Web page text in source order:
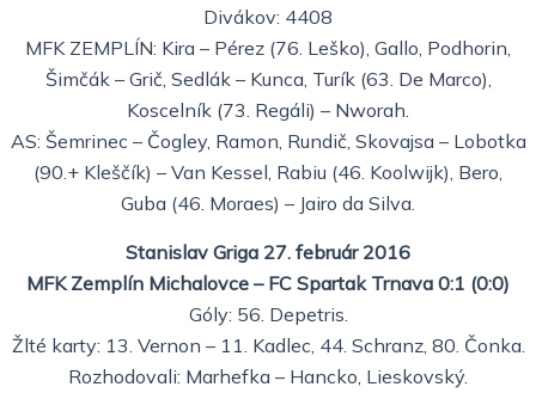
Divákov: 4408
MFK ZEMPLÍN: Kira – Pérez (76. Leško), Gallo, Podhorin,
Šimčák – Grič, Sedlák – Kunca, Turík (63. De Marco),
Koscelník (73. Regáli) – Nworah.
AS: Šemrinec – Čogley, Ramon, Rundič, Skovajsa – Lobotka
(90.+ Kleščík) – Van Kessel, Rabiu (46. Koolwijk), Bero,
Guba (46. Moraes) – Jairo da Silva.
Stanislav Griga 27. február 2016
MFK Zemplín Michalovce – FC Spartak Trnava 0:1 (0:0)
Góly: 56. Depetris.
Žlté karty: 13. Vernon – 11. Kadlec, 44. Schranz, 80. Čonka.
Rozhodovali: Marhefka – Hancko, Lieskovský.